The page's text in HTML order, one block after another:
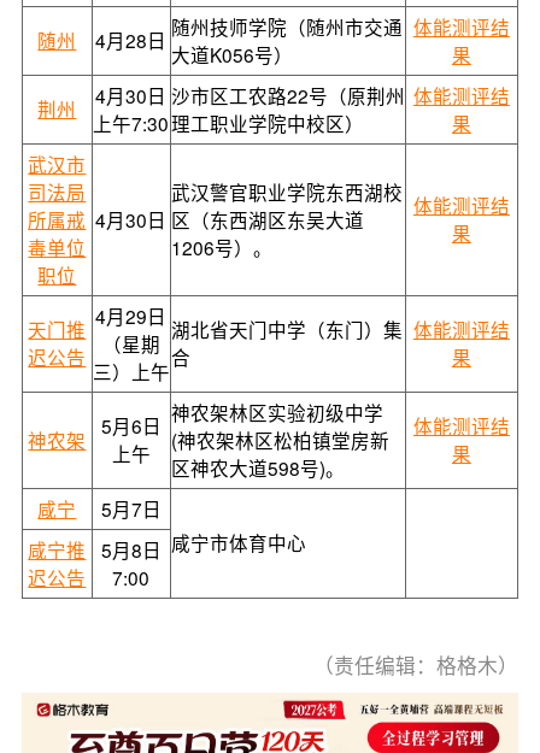
随州 4月28日 随州技师学院（随州市交通
大道K056号）
体能测评结
果
荆州
4月30日
上午7:30
沙市区工农路22号（原荆州
理工职业学院中校区）
体能测评结
果
武汉市
司法局
所属戒
毒单位
职位
4月30日
武汉警官职业学院东西湖校
区（东西湖区东吴大道
1206号）。
体能测评结
果
天门推
迟公告
4月29日
（星期
三）上午
湖北省天门中学（东门）集
合
体能测评结
果
神农架
5月6日
上午
神农架林区实验初级中学
(神农架林区松柏镇堂房新
区神农大道598号)。
体能测评结
果
咸宁
5月7日
咸宁市体育中心
咸宁推
迟公告
5月8日
7:00
（责任编辑：格格木）